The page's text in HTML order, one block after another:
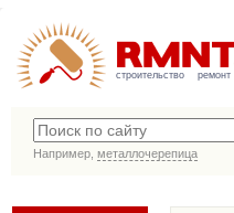
строительство ремонт
Например, металлочерепица